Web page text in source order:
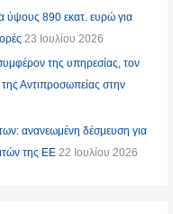
ύψους 890 εκατ. ευρώ για
23 Ιουλίου 2026
της υπηρεσίας, τον
Αντιπροσωπείας στην
ανανεωμένη δέσμευση για
της ΕΕ 22 Ιουλίου 2026